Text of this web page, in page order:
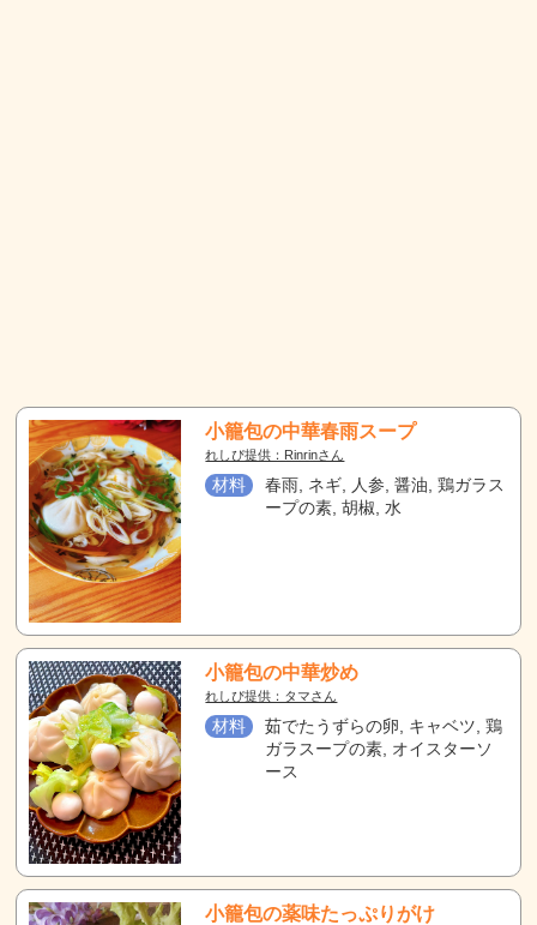
小籠包の中華春雨スープ
れしぴ提供：Rinrinさん
材料
春雨, ネギ, 人参, 醤油, 鶏ガラス
ープの素, 胡椒, 水
小籠包の中華炒め
れしぴ提供：タマさん
材料
茹でたうずらの卵, キャベツ, 鶏
ガラスープの素, オイスターソ
ース
小籠包の薬味たっぷりがけ